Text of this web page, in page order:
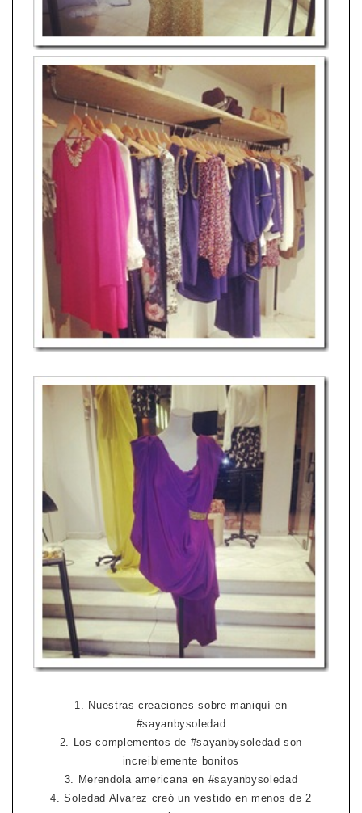
1. Nuestras creaciones sobre maniquí en
#sayanbysoledad
2. Los complementos de #sayanbysoledad son
increiblemente bonitos
3. Merendola americana en #sayanbysoledad
4. Soledad Alvarez creó un vestido en menos de 2